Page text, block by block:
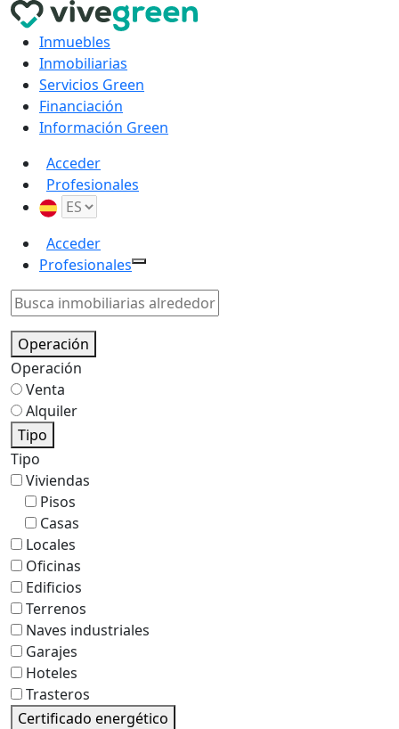
Inmuebles
Inmobiliarias
Servicios Green
Financiación
Información Green
Acceder
Profesionales
Acceder
Profesionales
Operación
Operación
Venta
Alquiler
Tipo
Tipo
Viviendas
Pisos
Casas
Locales
Oficinas
Edificios
Terrenos
Naves industriales
Garajes
Hoteles
Trasteros
Certificado energético